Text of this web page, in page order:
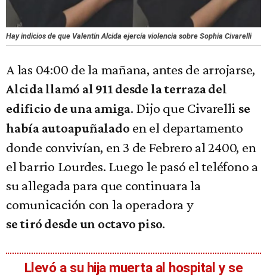
Hay indicios de que Valentín Alcida ejercía violencia sobre Sophia Civarelli
A las 04:00 de la mañana, antes de arrojarse,
Alcida llamó al 911 desde la terraza del
edificio de una amiga. Dijo que Civarelli se
había autoapuñalado en el departamento
donde convivían, en 3 de Febrero al 2400, en
el barrio Lourdes. Luego le pasó el teléfono a
su allegada para que continuara la
comunicación con la operadora y
se tiró desde un octavo piso.
Llevó a su hija muerta al hospital y se